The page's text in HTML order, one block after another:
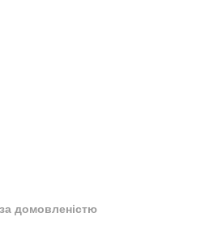
за домовленістю